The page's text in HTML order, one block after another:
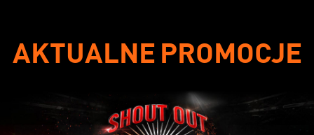
AKTUALNE PROMOCJE